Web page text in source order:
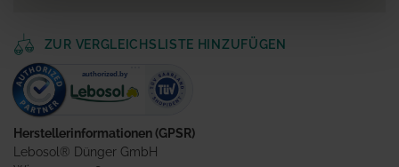
ZUR VERGLEICHSLISTE HINZUFÜGEN
Herstellerinformationen (GPSR)
Lebosol® Dünger GmbH